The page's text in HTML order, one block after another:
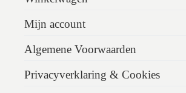
Mijn account
Algemene Voorwaarden
Privacyverklaring & Cookies